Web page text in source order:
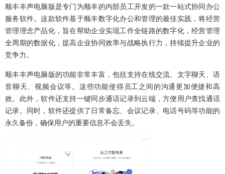
顺丰丰声电脑版是专门为顺丰的内部员工开发的一款一站式协同办公
服务软件。这款软件基于顺丰数字化办公和管理的最佳实践，将经营
管理理念产品化，旨在帮助企业实现工作全链路的数字化，经营管理
全周期的数据化，提高企业协同效率与战略执行力，持续提升企业的
竞争力。
顺丰丰声电脑版的功能非常丰富，包括支持在线交流、文字聊天、语
音聊天、视频会议等。这些功能使得员工之间的沟通更加便捷和高
效。此外，软件还支持一键同步通话记录到云端，方便用户查找通话
记录。同时，软件还提供了日常备忘、会议记录、电话号码等功能的
永久备份，确保用户的重要信息不会丢失。